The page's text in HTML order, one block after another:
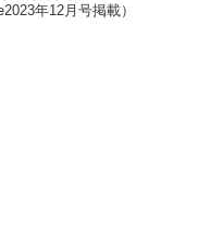
年12月号掲載）